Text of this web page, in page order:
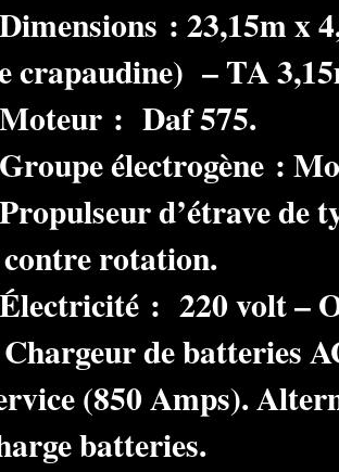
: 23,15m x
crapaudine) – TA
: Daf 575.
électrogène :
d’étrave de
rotation.
: 220 volt –
de batteries
(850 Amps).
batteries.